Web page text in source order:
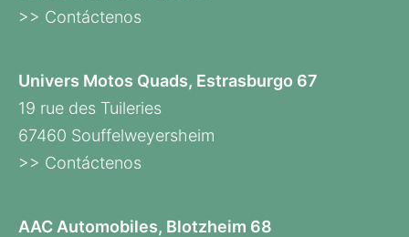
>> Contáctenos
Univers Motos Quads, Estrasburgo 67
19 rue des Tuileries
67460 Souffelweyersheim
>> Contáctenos
AAC Automobiles, Blotzheim 68